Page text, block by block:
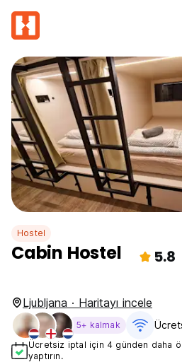
Hostel
Cabin Hostel 5.8
Ljubljana · Haritayı incele
5+ kalmak
Ücretsiz iptal için 4 günden daha
yaptırın.